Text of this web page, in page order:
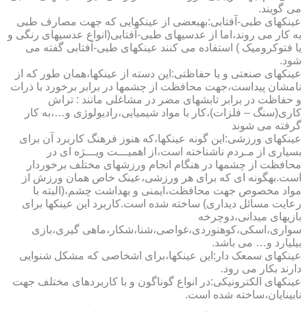
می گویند.
عینکهای طبی-آفتابی:به­بعضی از عینکهایی که جهت مصارف طبی
به کار می روند،اما از عدسیهای طبی-آفتابی(انواع عدسیهای رنگی و
یا فتوکرومیک ) استفاده می کنند عینکهای طبی-آفتابی گفته می
شود.
عینکهای صنعتی و یا حفاظتی:این دسته از عینکها،همان طور که از
نامشان پیداست،جهت محافظت از چشمها در برابر برخورد با ذرات
و حفاظت در برابر تابشهای مضر در مشاغلی مانند : تراش
کاری(سنگ – فلزات)،کار با مواد شیمیایی،رادیولوژی و…،به کار
گرفته می شوند
عینکهای ورزشی:این گونه عینکها،که هنوز فرهنگ کاربرد آن برای
بسیاری از مـردم ناشناخته است،از اهمیـــت ویـــژه ای در
محافظت از چشمها در هنگام انجام ورزشهای مختلف برخوردار
است.به­گونه ای که برای هر ورزشی،عینک خاص همان ورزش از
مواد مخصوص جهت محافظت،ایمنی و بهداشت چشم،(البته با
رعایت مسائل دیداری) ساخته شده است.کاربرد این عینکها برای
بازیهای میدانی،دوچرخه
سواری،اسکی،کوهنوردی،غواصی،شنا،شکار،ماهی گیری،بازی
بیلیارد و… می باشد.
عینکهای سمعک دار:این عینکها،برای اشخاصی که مشکل شنوایی
دارند بکار می رود.
عینکهای الکترونیکی:در انواع گوناگون و با کاربردهای مختلف جهت
نابینایان،ساخته شده است.